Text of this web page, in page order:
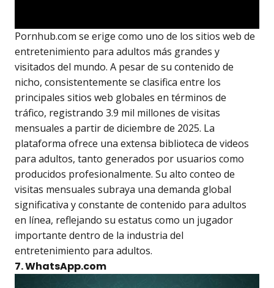
Pornhub.com se erige como uno de los sitios web de
entretenimiento para adultos más grandes y
visitados del mundo. A pesar de su contenido de
nicho, consistentemente se clasifica entre los
principales sitios web globales en términos de
tráfico, registrando 3.9 mil millones de visitas
mensuales a partir de diciembre de 2025. La
plataforma ofrece una extensa biblioteca de videos
para adultos, tanto generados por usuarios como
producidos profesionalmente. Su alto conteo de
visitas mensuales subraya una demanda global
significativa y constante de contenido para adultos
en línea, reflejando su estatus como un jugador
importante dentro de la industria del
entretenimiento para adultos.
7. WhatsApp.com